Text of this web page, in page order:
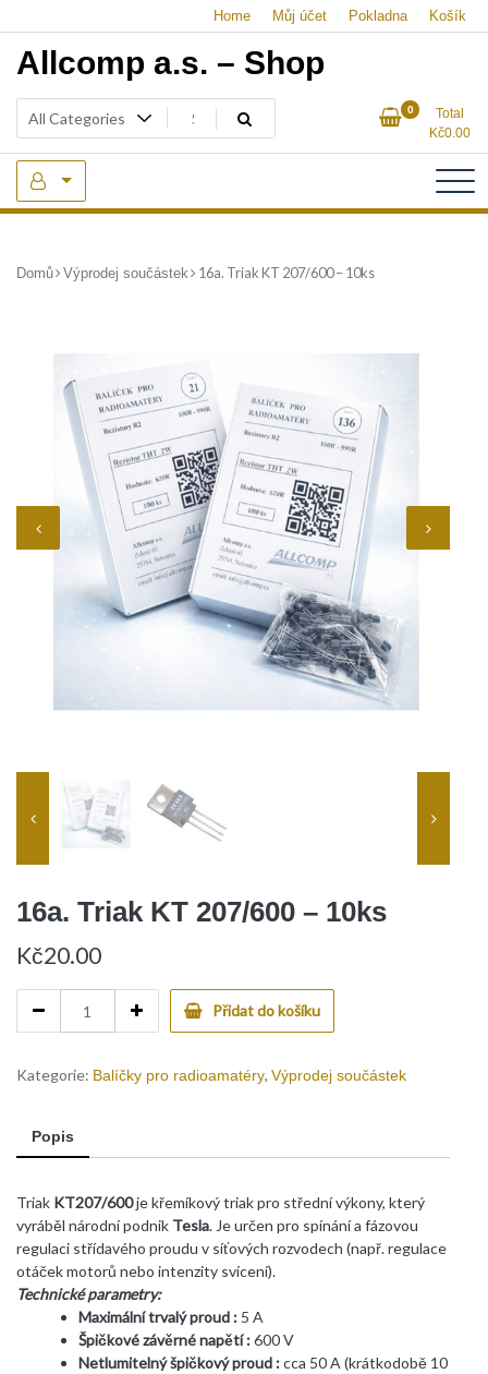
to
content
Home Můj účet Pokladna Košík
Allcomp a.s. – Shop
0
Total
Kč0.00
Domů Výprodej součástek 16a. Triak KT 207/600 – 10ks
16a. Triak KT 207/600 – 10ks
Kč20.00
Triak
207/600
quantity
Přidat do košíku
Kategorie: Balíčky pro radioamatéry, Výprodej součástek
Popis
Triak KT207/600je křemíkový triak pro střední výkony, který
vyráběl národní podnik Tesla. Je určen pro spínání a fázovou
regulaci střídavého proudu v síťových rozvodech (např. regulace
otáček motorů nebo intenzity svícení).
Technické parametry:
Maximální trvalý proud : 5 A
Špičkové závěrné napětí:600 V
Netlumitelný špičkový proud :cca 50 A (krátkodobě 10